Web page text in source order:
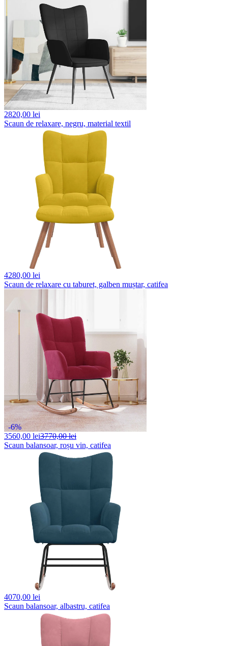
2820,00 lei
Scaun de relaxare, negru, material textil
4280,00 lei
Scaun de relaxare cu taburet, galben muștar, catifea
-6%
3560,00 lei3770,00 lei
Scaun balansoar, roșu vin, catifea
4070,00 lei
Scaun balansoar, albastru, catifea